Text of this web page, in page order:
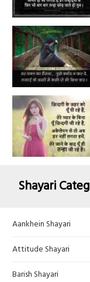
Shayari
Aankhein Shayari
Attitude Shayari
Barish Shayari